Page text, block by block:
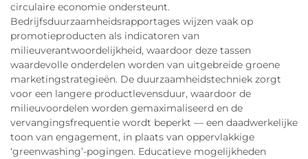
circulaire economie ondersteunt.
Bedrijfsduurzaamheidsrapportages wijzen vaak op
promotieproducten als indicatoren van
milieuverantwoordelijkheid, waardoor deze tassen
waardevolle onderdelen worden van uitgebreide groene
marketingstrategieën. De duurzaamheidstechniek zorgt
voor een langere productlevensduur, waardoor de
milieuvoordelen worden gemaximaliseerd en de
vervangingsfrequentie wordt beperkt — een daadwerkelijke
toon van engagement, in plaats van oppervlakkige
‘greenwashing’-pogingen. Educatieve mogelijkheden